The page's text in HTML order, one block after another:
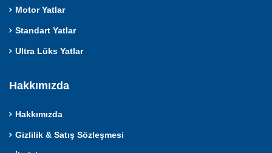
Motor Yatlar
Standart Yatlar
Ultra Lüks Yatlar
Hakkımızda
Hakkımızda
Gizlilik & Satış Sözleşmesi